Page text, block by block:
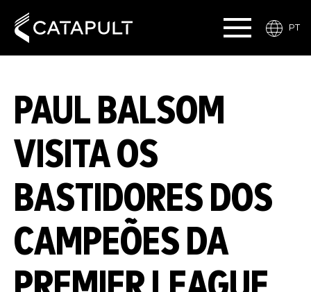
PT
PAUL BALSOM
VISITA OS
BASTIDORES DOS
CAMPEÕES DA